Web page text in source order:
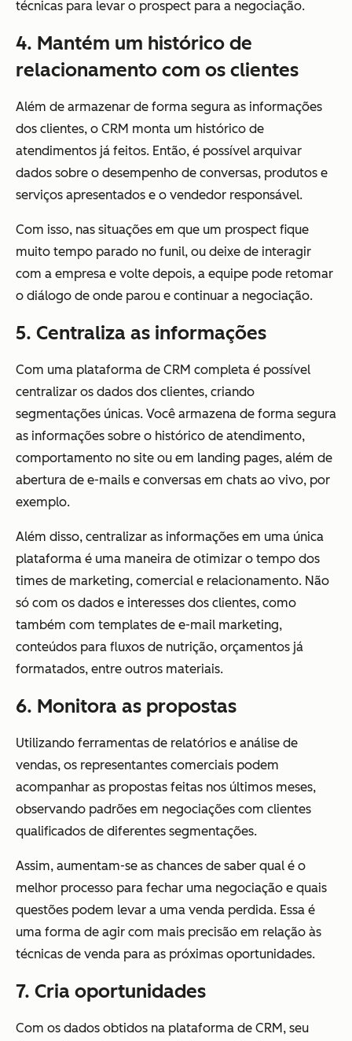
técnicas para levar o prospect para a negociação.
4. Mantém um histórico de
relacionamento com os clientes
Além de armazenar de forma segura as informações
dos clientes, o CRM monta um histórico de
atendimentos já feitos. Então, é possível arquivar
dados sobre o desempenho de conversas, produtos e
serviços apresentados e o vendedor responsável.
Com isso, nas situações em que um prospect fique
muito tempo parado no funil, ou deixe de interagir
com a empresa e volte depois, a equipe pode retomar
o diálogo de onde parou e continuar a negociação.
5. Centraliza as informações
Com uma plataforma de CRM completa é possível
centralizar os dados dos clientes, criando
segmentações únicas. Você armazena de forma segura
as informações sobre o histórico de atendimento,
comportamento no site ou em landing pages, além de
abertura de e-mails e conversas em chats ao vivo, por
exemplo.
Além disso, centralizar as informações em uma única
plataforma é uma maneira de otimizar o tempo dos
times de marketing, comercial e relacionamento. Não
só com os dados e interesses dos clientes, como
também com templates de e-mail marketing,
conteúdos para fluxos de nutrição, orçamentos já
formatados, entre outros materiais.
6. Monitora as propostas
Utilizando ferramentas de relatórios e análise de
vendas, os representantes comerciais podem
acompanhar as propostas feitas nos últimos meses,
observando padrões em negociações com clientes
qualificados de diferentes segmentações.
Assim, aumentam-se as chances de saber qual é o
melhor processo para fechar uma negociação e quais
questões podem levar a uma venda perdida. Essa é
uma forma de agir com mais precisão em relação às
técnicas de venda para as próximas oportunidades.
7. Cria oportunidades
Com os dados obtidos na plataforma de CRM, seu